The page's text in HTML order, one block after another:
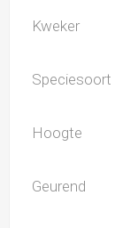
Kweker
Speciesoort
Hoogte
Geurend